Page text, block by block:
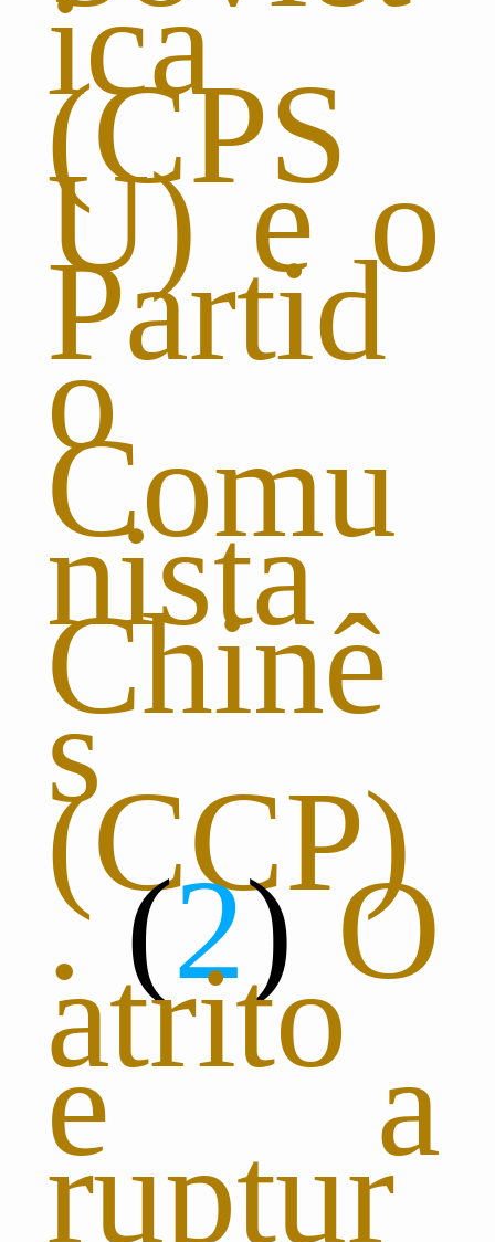
ica
(CPS
U) e o
Partid
o
Comu
nista
Chinê
s
(CCP)
. 2 O
atrito
e a
ruptur